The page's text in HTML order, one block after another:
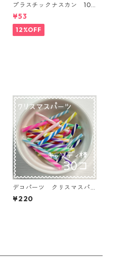
プラスチックナスカン 10
本入り【PK-10】
¥53
12%OFF
デコパーツ クリスマスパ
ーツ キャンディ棒 30本
入り 貼り付けパーツ【DP-
¥220